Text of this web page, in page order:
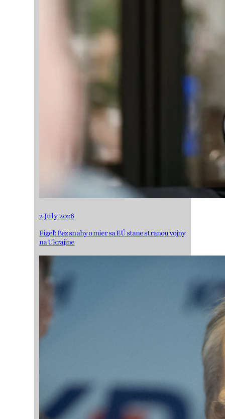
2 July 2026
Figeľ: Bez snahy o mier sa EÚ stane stranou vojny
na Ukrajine